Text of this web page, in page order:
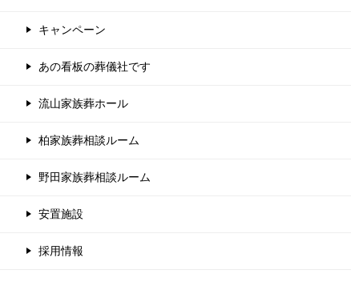
キャンペーン
あの看板の葬儀社です
流山家族葬ホール
柏家族葬相談ルーム
野田家族葬相談ルーム
安置施設
採用情報